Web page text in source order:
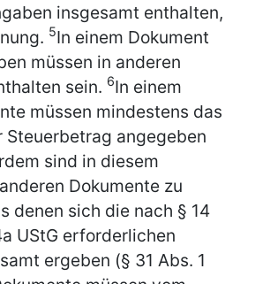
insgesamt enthalten,
5In einem Dokument
müssen in anderen
sein. 6In einem
müssen mindestens das
Steuerbetrag angegeben
sind in diesem
Dokumente zu
denen sich die nach § 14
UStG erforderlichen
ergeben (§ 31 Abs. 1